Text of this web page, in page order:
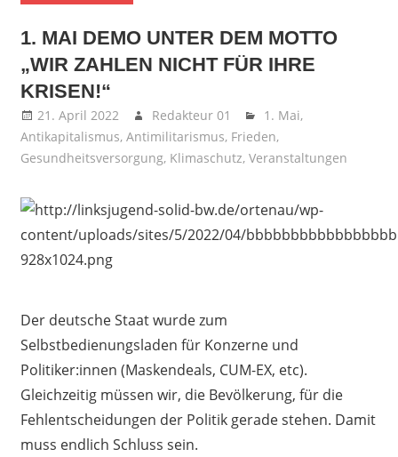
1. MAI DEMO UNTER DEM MOTTO
„WIR ZAHLEN NICHT FÜR IHRE
KRISEN!“
21. April 2022 Redakteur 01 1. Mai,
Antikapitalismus, Antimilitarismus, Frieden,
Gesundheitsversorgung, Klimaschutz, Veranstaltungen
Der deutsche Staat wurde zum
Selbstbedienungsladen für Konzerne und
Politiker:innen (Maskendeals, CUM-EX, etc).
Gleichzeitig müssen wir, die Bevölkerung, für die
Fehlentscheidungen der Politik gerade stehen. Damit
muss endlich Schluss sein.